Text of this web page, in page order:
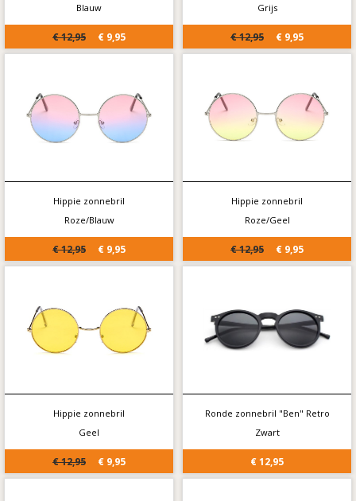
Blauw
€ 12,95 € 9,95
Grijs
€ 12,95 € 9,95
Hippie zonnebril
Roze/Blauw
€ 12,95 € 9,95
Hippie zonnebril
Roze/Geel
€ 12,95 € 9,95
Hippie zonnebril
Geel
€ 12,95 € 9,95
Ronde zonnebril "Ben" Retro
Zwart
€ 12,95